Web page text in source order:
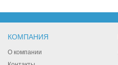
КОМПАНИЯ
О компании